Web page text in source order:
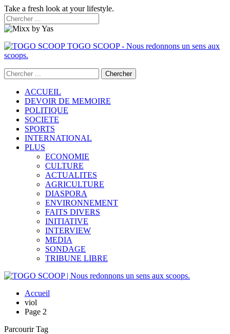
Take a fresh look at your lifestyle.
TOGO SCOOP - Nous redonnons un sens aux
scoops.
ACCUEIL
DEVOIR DE MEMOIRE
POLITIQUE
SOCIETE
SPORTS
INTERNATIONAL
PLUS
ECONOMIE
CULTURE
ACTUALITES
AGRICULTURE
DIASPORA
ENVIRONNEMENT
FAITS DIVERS
INITIATIVE
INTERVIEW
MEDIA
SONDAGE
TRIBUNE LIBRE
Accueil
viol
Page 2
Parcourir Tag